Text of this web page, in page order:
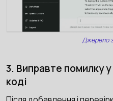
Джерело
3. Виправте помилку
коді